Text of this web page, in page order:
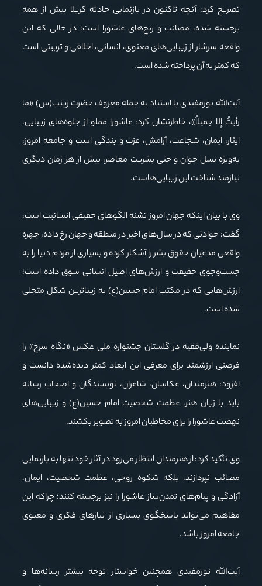
تصریح کرد: آنچه تاکنون در بازنمایی حادثه کربلا بیش از همه
برجسته شده، مصائب و رنج‌های عاشورا است؛ در حالی که این
واقعه سرشار از زیبایی‌های معنوی، انسانی، اخلاقی و تربیتی است
که کمتر به آن پرداخته شده است.
آیت‌الله نورمفیدی با استناد به جمله معروف حضرت زینب(س) «ما
رأیتُ إلا جمیلاً»، خاطرنشان کرد: عاشورا مملو از جلوه‌های زیبایی،
ایثار، ایمان، شجاعت، آرامش، عزت و بندگی است و جامعه امروز،
به‌ویژه نسل جوان و حتی بشریت معاصر، بیش از هر زمان دیگری
نیازمند شناخت این زیبایی‌هاست.
وی با بیان اینکه جهان امروز تشنه الگوهای حقیقی انسانیت است،
گفت: حوادثی که در سال‌های اخیر در منطقه و جهان رخ داده، چهره
واقعی مدعیان حقوق بشر را آشکار کرده و بسیاری از مردم دنیا را به
جست‌وجوی حقیقت و ارزش‌های اصیل انسانی سوق داده است؛
ارزش‌هایی که در مکتب امام حسین(ع) به زیباترین شکل متجلی
شده است.
نماینده ولی‌فقیه در گلستان جشنواره ملی عکس «نگاه سرخ» را
فرصتی ارزشمند برای معرفی این ابعاد کمتر دیده‌شده دانست و
افزود: هنرمندان، عکاسان، شاعران، نویسندگان و اصحاب رسانه
باید با زبان هنر، عظمت شخصیت امام حسین(ع) و زیبایی‌های
نهضت عاشورا را برای مخاطبان امروز به تصویر بکشند.
وی تأکید کرد: از هنرمندان انتظار می‌رود در آثار خود تنها به بازنمایی
مصائب نپردازند، بلکه شکوه روحی، عظمت شخصیت، ایمان،
آزادگی و پیام‌های تمدن‌ساز عاشورا را نیز برجسته کنند؛ چراکه این
مفاهیم می‌تواند پاسخگوی بسیاری از نیازهای فکری و معنوی
جامعه امروز باشد.
آیت‌الله نورمفیدی همچنین خواستار توجه بیشتر رسانه‌ها و